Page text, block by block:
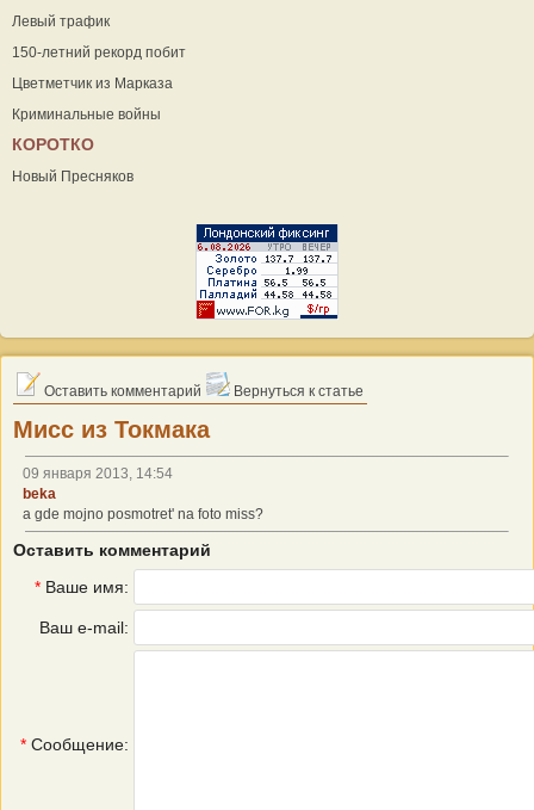
Левый трафик
150-летний рекорд побит
Цветметчик из Марказа
Криминальные войны
КОРОТКО
Новый Пресняков
Оставить комментарий Вернуться к статье
Мисс из Токмака
09 января 2013, 14:54
beka
a gde mojno posmotret' na foto miss?
Оставить комментарий
* Ваше имя:
Ваш e-mail:
* Сообщение: